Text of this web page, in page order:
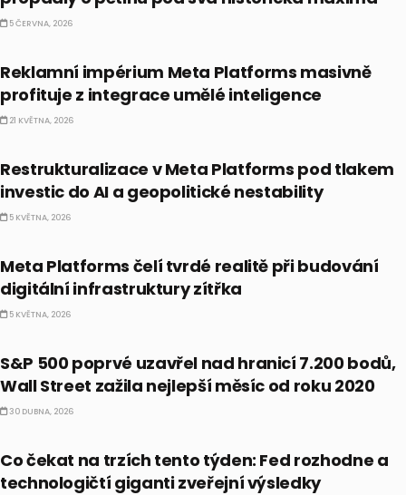
5 ČERVNA, 2026
Reklamní impérium Meta Platforms masivně
profituje z integrace umělé inteligence
21 KVĚTNA, 2026
Restrukturalizace v Meta Platforms pod tlakem
investic do AI a geopolitické nestability
5 KVĚTNA, 2026
Meta Platforms čelí tvrdé realitě při budování
digitální infrastruktury zítřka
5 KVĚTNA, 2026
S&P 500 poprvé uzavřel nad hranicí 7.200 bodů,
Wall Street zažila nejlepší měsíc od roku 2020
30 DUBNA, 2026
Co čekat na trzích tento týden: Fed rozhodne a
technologičtí giganti zveřejní výsledky